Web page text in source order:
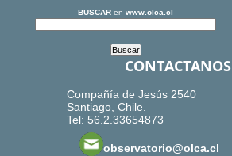
BUSCAR en www.olca.cl
CONTACTANOS
Compañía de Jesús 2540
Santiago, Chile.
Tel: 56.2.33654873
observatorio@olca.cl